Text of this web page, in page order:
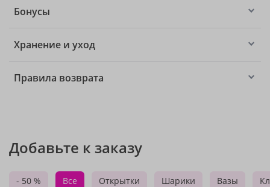
Бонусы
Хранение и уход
Правила возврата
Добавьте к заказу
- 50 % Все Открытки Шарики Вазы